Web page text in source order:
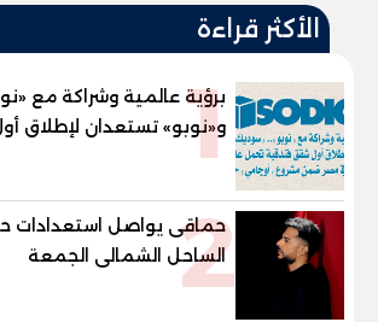
الأكثر قراءة
1
برؤية عالمية وشراكة مع
و«نوبو» تستعدان لإطلاق
فندقية تحمل علامة "نوبو"
2
حماقى يواصل استعدادات
الساحل الشمالى الجمعة